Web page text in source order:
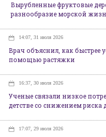
Вырубленные фруктовые
разнообразие морской
14:07, 31 июля 2026
Врач объяснил, как быстрее
помощью растяжки
16:37, 30 июля 2026
Ученые связали низкое
детстве со снижением риска
17:07, 29 июля 2026